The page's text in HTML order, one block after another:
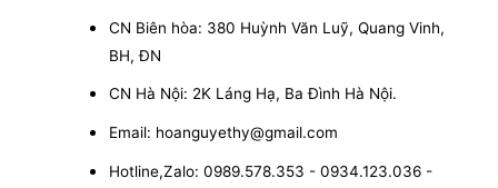
CN Biên hòa: 380 Huỳnh Văn Luỹ, Quang Vinh,
BH, ĐN
CN Hà Nội: 2K Láng Hạ, Ba Đình Hà Nội.
Email: hoanguyethy@gmail.com
Hotline,Zalo: 0989.578.353 - 0934.123.036 -